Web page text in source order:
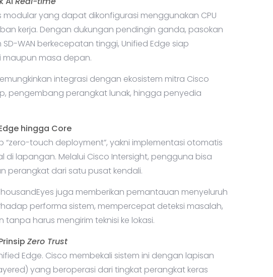
modular yang dapat dikonfigurasi menggunakan CPU
kerja. Dengan dukungan pendingin ganda, pasokan
WAN berkecepatan tinggi, Unified Edge siap
maupun masa depan.
integrasi dengan ekosistem mitra Cisco
pengembang perangkat lunak, hingga penyedia
hingga Core
“zero-touch deployment”, yakni implementasi otomatis
di lapangan. Melalui Cisco Intersight, pengguna bisa
perangkat dari satu pusat kendali.
juga memberikan pemantauan menyeluruh
performa sistem, mempercepat deteksi masalah,
harus mengirim teknisi ke lokasi.
Zero Trust
Edge. Cisco membekali sistem ini dengan lapisan
yang beroperasi dari tingkat perangkat keras